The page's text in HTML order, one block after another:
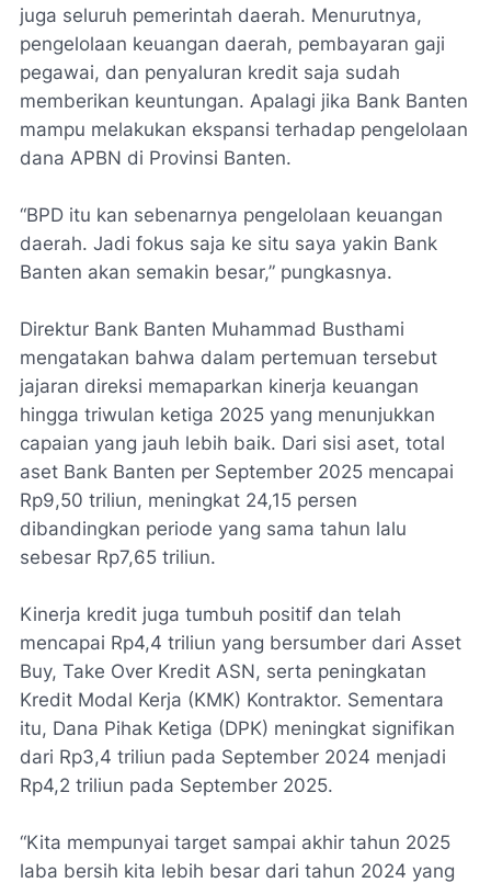
juga seluruh pemerintah daerah. Menurutnya,
pengelolaan keuangan daerah, pembayaran gaji
pegawai, dan penyaluran kredit saja sudah
memberikan keuntungan. Apalagi jika Bank Banten
mampu melakukan ekspansi terhadap pengelolaan
dana APBN di Provinsi Banten.
“BPD itu kan sebenarnya pengelolaan keuangan
daerah. Jadi fokus saja ke situ saya yakin Bank
Banten akan semakin besar,” pungkasnya.
Direktur Bank Banten Muhammad Busthami
mengatakan bahwa dalam pertemuan tersebut
jajaran direksi memaparkan kinerja keuangan
hingga triwulan ketiga 2025 yang menunjukkan
capaian yang jauh lebih baik. Dari sisi aset, total
aset Bank Banten per September 2025 mencapai
Rp9,50 triliun, meningkat 24,15 persen
dibandingkan periode yang sama tahun lalu
sebesar Rp7,65 triliun.
Kinerja kredit juga tumbuh positif dan telah
mencapai Rp4,4 triliun yang bersumber dari Asset
Buy, Take Over Kredit ASN, serta peningkatan
Kredit Modal Kerja (KMK) Kontraktor. Sementara
itu, Dana Pihak Ketiga (DPK) meningkat signifikan
dari Rp3,4 triliun pada September 2024 menjadi
Rp4,2 triliun pada September 2025.
“Kita mempunyai target sampai akhir tahun 2025
laba bersih kita lebih besar dari tahun 2024 yang